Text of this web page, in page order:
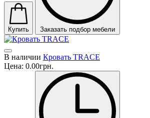
Купить Заказать подбор мебели
В наличии Кровать TRACE
Цена: 0.00грн.